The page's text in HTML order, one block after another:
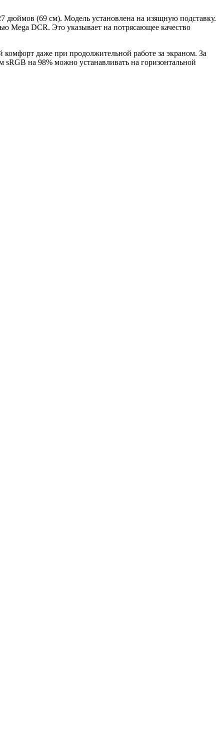
дюймов (69 см). Модель установлена на изящную подставку.
Mega DCR. Это указывает на потрясающее качество
даже при продолжительной работе за экраном. За
на 98% можно устанавливать на горизонтальной